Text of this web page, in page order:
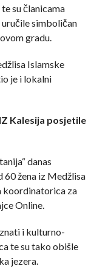
su članicama
simboličan
gradu.
Islamske
je i lokalni
Kalesija posjetile
danas
60 žena iz Medžlisa
koordinatorica za
Online.
i kulturno-
te su tako obišle
jezera.